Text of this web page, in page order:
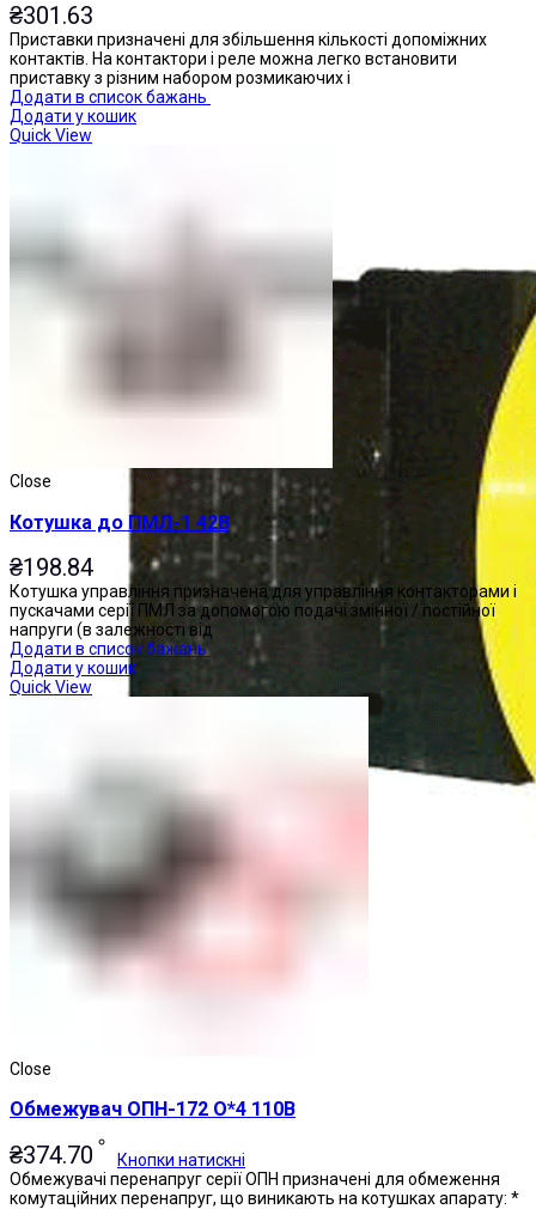
Кнопки натискні
₴301.63
Приставки призначені для збільшення кількості допоміжних
контактів. На контактори і реле можна легко встановити
приставку з різним набором розмикаючих і
Додати в список бажань
Додати у кошик
Quick View
Close
Котушка до ПМЛ-1 42В
₴198.84
Котушка управління призначена для управління контакторами і
пускачами серії ПМЛ за допомогою подачі змінної / постійної
напруги (в залежності від
Додати в список бажань
Додати у кошик
Quick View
Close
Обмежувач ОПН-172 О*4 110В
₴374.70
Обмежувачі перенапруг серії ОПН призначені для обмеження
комутаційних перенапруг, що виникають на котушках апарату: *